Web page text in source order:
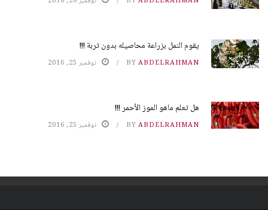
يقوم النمل بزراعة محاصيله بدون تربة !!!
BY ABDELRAHMAN نوفمبر 25, 2016
هل تعلم ماهو الموز الأحمر !!!
BY ABDELRAHMAN نوفمبر 25, 2016